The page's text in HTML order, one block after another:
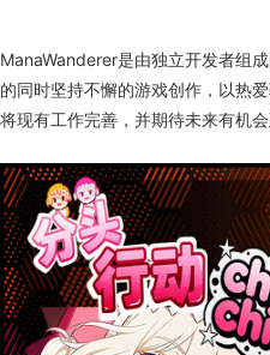
ManaWanderer是由独立开发者组
的同时坚持不懈的游戏创作，以热
将现有工作完善，并期待未来有机会